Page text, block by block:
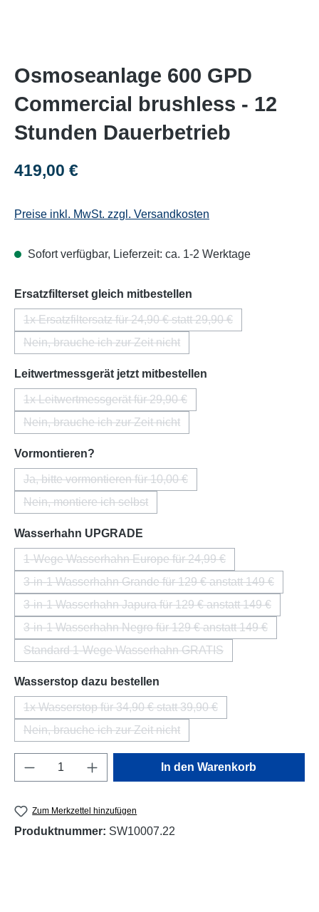
Osmoseanlage 600 GPD
Commercial brushless - 12
Stunden Dauerbetrieb
Regulärer Preis:
419,00 €
Preise inkl. MwSt. zzgl. Versandkosten
Sofort verfügbar, Lieferzeit: ca. 1-2 Werktage
Ersatzfilterset gleich mitbestellen
1x Ersatzfiltersatz für 24,90 € statt 29,90 €
(Diese Option ist zurzeit nicht verfügbar.)
Nein, brauche ich zur Zeit nicht
(Diese Option ist zurzeit nicht verfügbar.)
Leitwertmessgerät jetzt mitbestellen
1x Leitwertmessgerät für 29,90 €
(Diese Option ist zurzeit nicht verfügbar.)
Nein, brauche ich zur Zeit nicht
(Diese Option ist zurzeit nicht verfügbar.)
Vormontieren?
Ja, bitte vormontieren für 10,00 €
(Diese Option ist zurzeit nicht verfügbar.)
Nein, montiere ich selbst
(Diese Option ist zurzeit nicht verfügbar.)
Wasserhahn UPGRADE
1-Wege Wasserhahn Europe für 24,99 €
(Diese Option ist zurzeit nicht verfügbar.)
3-in-1 Wasserhahn Grande für 129 € anstatt 149 €
(Diese Option ist zurzeit nicht
3-in-1 Wasserhahn Japura für 129 € anstatt 149 €
(Diese Option ist zurzeit nicht
3-in-1 Wasserhahn Negro für 129 € anstatt 149 €
(Diese Option ist zurzeit nicht
Standard 1-Wege Wasserhahn GRATIS
(Diese Option ist zurzeit nicht verfügbar.)
Wasserstop dazu bestellen
1x Wasserstop für 34,90 € statt 39,90 €
(Diese Option ist zurzeit nicht verfügbar.)
Nein, brauche ich zur Zeit nicht
(Diese Option ist zurzeit nicht verfügbar.)
Produkt Anzahl: Gib den gewünschten
In den Warenkorb
Zum Merkzettel hinzufügen
Produktnummer: SW10007.22